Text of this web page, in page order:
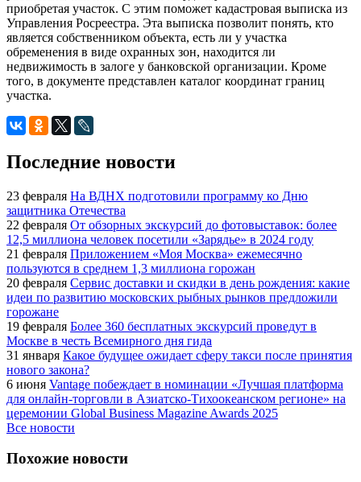
приобретая участок. С этим поможет кадастровая выписка из
Управления Росреестра. Эта выписка позволит понять, кто
является собственником объекта, есть ли у участка
обременения в виде охранных зон, находится ли
недвижимость в залоге у банковской организации. Кроме
того, в документе представлен каталог координат границ
участка.
Последние новости
23 февраля На ВДНХ подготовили программу ко Дню
защитника Отечества
22 февраля От обзорных экскурсий до фотовыставок: более
12,5 миллиона человек посетили «Зарядье» в 2024 году
21 февраля Приложением «Моя Москва» ежемесячно
пользуются в среднем 1,3 миллиона горожан
20 февраля Сервис доставки и скидки в день рождения: какие
идеи по развитию московских рыбных рынков предложили
горожане
19 февраля Более 360 бесплатных экскурсий проведут в
Москве в честь Всемирного дня гида
31 января Какое будущее ожидает сферу такси после принятия
нового закона?
6 июня Vantage побеждает в номинации «Лучшая платформа
для онлайн-торговли в Азиатско-Тихоокеанском регионе» на
церемонии Global Business Magazine Awards 2025
Все новости
Похожие новости